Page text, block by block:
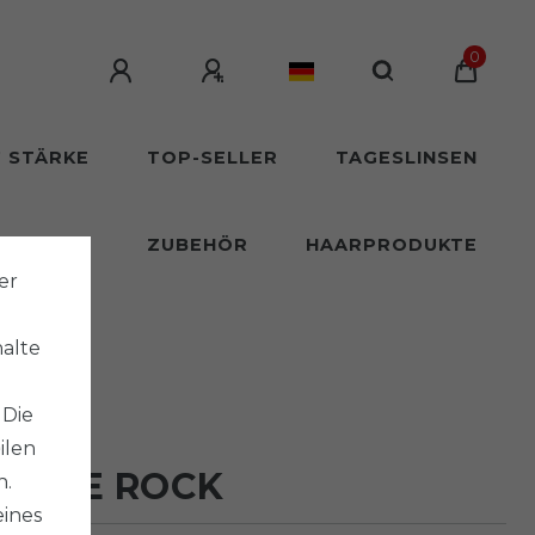
0
STÄRKE TOP-SELLER TAGESLINSEN
ZUBEHÖR HAARPRODUKTE
ROCK